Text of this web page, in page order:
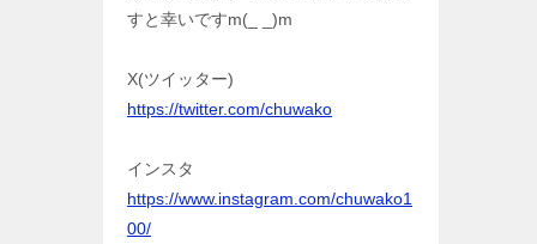
すと幸いですm(_ _)m
X(ツイッター)
https://twitter.com/chuwako
インスタ
https://www.instagram.com/chuwako1
00/